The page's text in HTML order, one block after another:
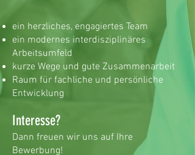
ein herzliches, engagiertes Team
ein modernes interdisziplinäres
Arbeitsumfeld
kurze Wege und gute Zusammenarbeit
Raum für fachliche und persönliche
Entwicklung
Interesse?
Dann freuen wir uns auf Ihre
Bewerbung!